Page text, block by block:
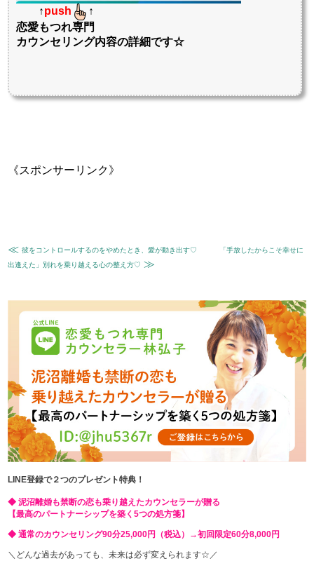
↑push
↑
恋愛もつれ専門
カウンセリング内容の詳細です☆
《スポンサーリンク》
≪彼をコントロールするのをやめたとき、愛が動き出す♡
「手放したからこそ幸せに
出逢えた」別れを乗り越える心の整え方♡ ≫
LINE登録で２つのプレゼント特典！
◆ 泥沼離婚も禁断の恋も乗り越えたカウンセラーが贈る
【最高のパートナーシップを築く5つの処方箋】
◆ 通常のカウンセリング90分25,000円（税込）→初回限定60分8,000円
＼どんな過去があっても、未来は必ず変えられます☆／